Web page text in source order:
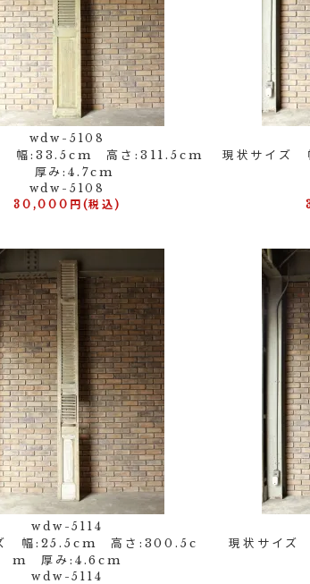
wdw-5108
幅:33.5cm 高さ:311.5cm
厚み:4.7cm
wdw-5108
30,000円(税込)
現状サイ
wdw-5114
ズ 幅:25.5cm 高さ:300.5c
m 厚み:4.6cm
wdw-5114
現状サイ